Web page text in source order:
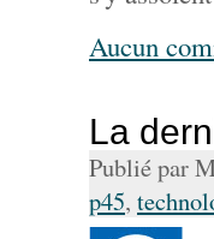
Aucun
La
Publié par
p45,